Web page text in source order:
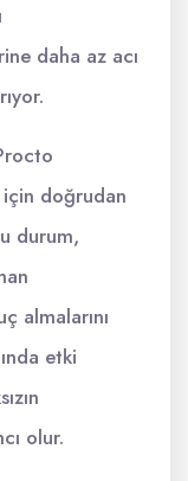
daha az acı
doğrudan
durum,
almalarını
etki
olur.